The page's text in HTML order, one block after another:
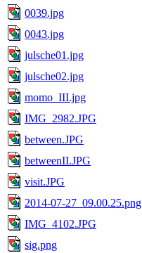
0039.jpg
0043.jpg
julsche01.jpg
julsche02.jpg
momo_III.jpg
IMG_2982.JPG
between.JPG
betweenII.JPG
visit.JPG
2014-07-27_09.00.25.png
IMG_4102.JPG
sig.png